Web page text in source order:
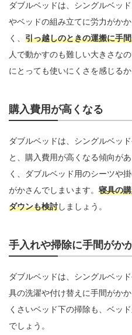
ダブルベッドは、シングルベッ
やベッドの組み立てに労力がか
く、 引っ越しのときの運搬に手
人で動かすのも難しい大きさな
にとっても使いにくさを感じるか
購入費用が高くなる
ダブルベッドは、シングルベッ
と、購入費用が高くなる傾向が
く、ダブルベッド用のシーツや
がかさんでしまいます。 寝具の
ダウンも検討しましょう。
手入れや掃除に手間がか
ダブルベッドは、シングルベッ
具の洗濯や付け替えに手間がか
くさいベッド下の掃除も、ベッ
でしょう。